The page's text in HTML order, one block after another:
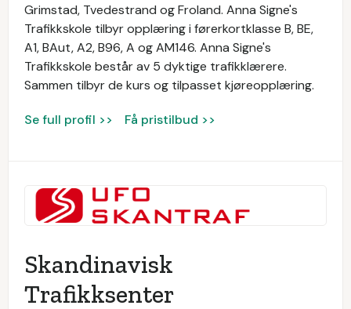
Grimstad, Tvedestrand og Froland. Anna Signe's
Trafikkskole tilbyr opplæring i førerkortklasse B, BE,
A1, BAut, A2, B96, A og AM146. Anna Signe's
Trafikkskole består av 5 dyktige trafikklærere.
Sammen tilbyr de kurs og tilpasset kjøreopplæring.
Se full profil >> Få pristilbud >>
Skandinavisk
Trafikksenter